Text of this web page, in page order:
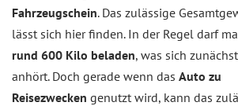
Fahrzeugschein. Das zulässige
lässt sich hier finden. In der Regel darf
rund 600 Kilo beladen, was sich
anhört. Doch gerade wenn das Auto zu
Reisezwecken genutzt wird, kann das